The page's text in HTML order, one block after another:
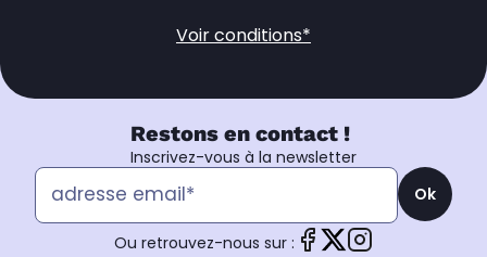
Voir conditions*
Restons en contact !
Inscrivez-vous à la newsletter
Ok
Ou retrouvez-nous sur :